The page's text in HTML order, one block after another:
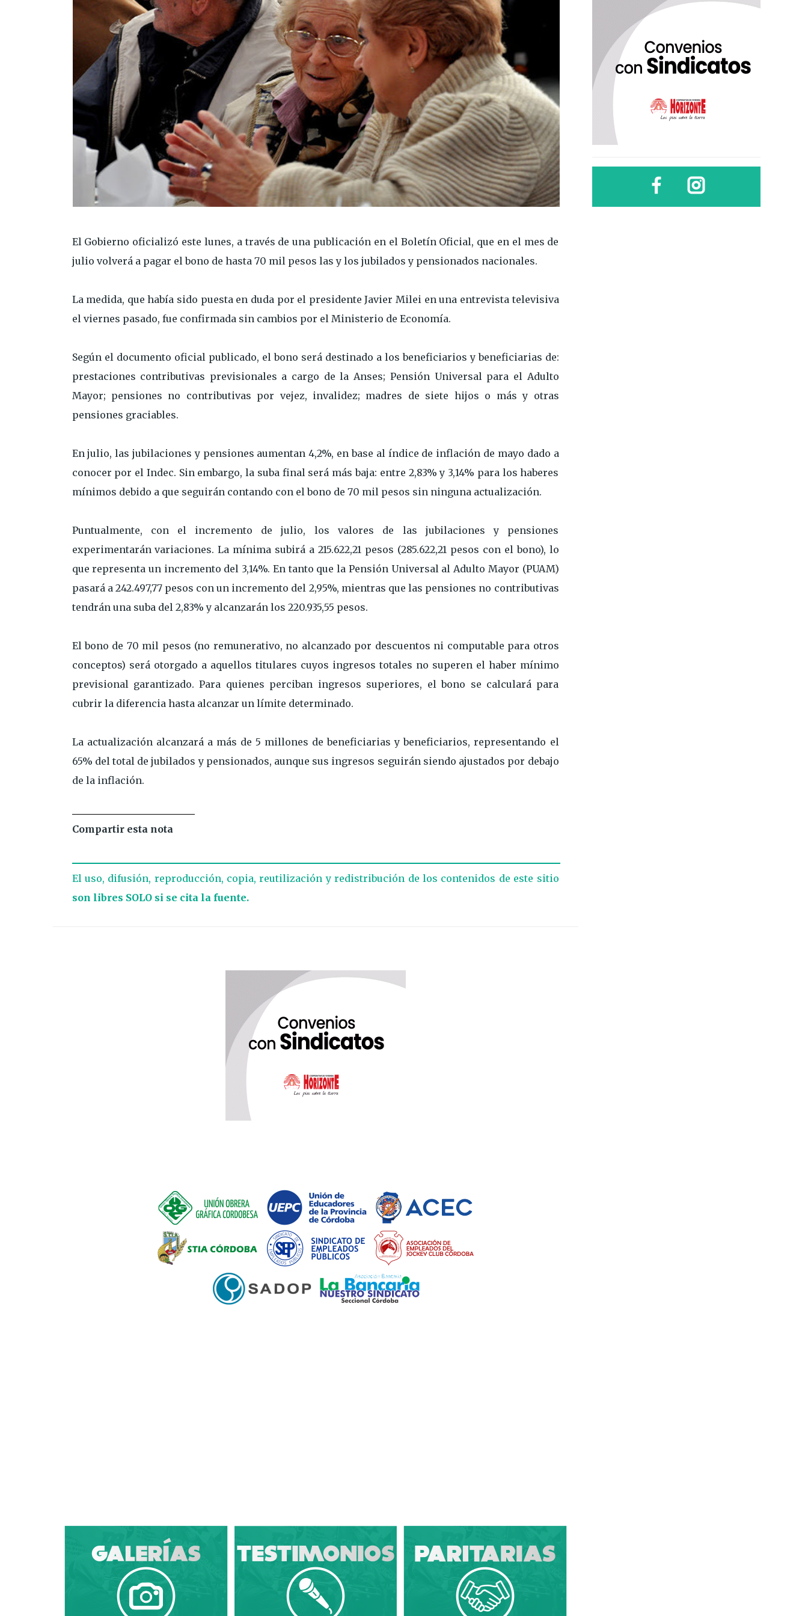
El Gobierno oficializó este lunes, a través de una publicación en el Boletín Oficial, que en el mes de
julio volverá a pagar el bono de hasta 70 mil pesos las y los jubilados y pensionados nacionales.
La medida, que había sido puesta en duda por el presidente Javier Milei en una entrevista televisiva
el viernes pasado, fue confirmada sin cambios por el Ministerio de Economía.
Según el documento oficial publicado, el bono será destinado a los beneficiarios y beneficiarias de:
prestaciones contributivas previsionales a cargo de la Anses; Pensión Universal para el Adulto
Mayor; pensiones no contributivas por vejez, invalidez; madres de siete hijos o más y otras
pensiones graciables.
En julio, las jubilaciones y pensiones aumentan 4,2%, en base al índice de inflación de mayo dado a
conocer por el Indec. Sin embargo, la suba final será más baja: entre 2,83% y 3,14% para los haberes
mínimos debido a que seguirán contando con el bono de 70 mil pesos sin ninguna actualización.
Puntualmente, con el incremento de julio, los valores de las jubilaciones y pensiones
experimentarán variaciones. La mínima subirá a 215.622,21 pesos (285.622,21 pesos con el bono), lo
que representa un incremento del 3,14%. En tanto que la Pensión Universal al Adulto Mayor (PUAM)
pasará a 242.497,77 pesos con un incremento del 2,95%, mientras que las pensiones no contributivas
tendrán una suba del 2,83% y alcanzarán los 220.935,55 pesos.
El bono de 70 mil pesos (no remunerativo, no alcanzado por descuentos ni computable para otros
conceptos) será otorgado a aquellos titulares cuyos ingresos totales no superen el haber mínimo
previsional garantizado. Para quienes perciban ingresos superiores, el bono se calculará para
cubrir la diferencia hasta alcanzar un límite determinado.
La actualización alcanzará a más de 5 millones de beneficiarias y beneficiarios, representando el
65% del total de jubilados y pensionados, aunque sus ingresos seguirán siendo ajustados por debajo
de la inflación.
Compartir esta nota
El uso, difusión, reproducción, copia, reutilización y redistribución de los contenidos de este sitio
son libres SOLO si se cita la fuente.